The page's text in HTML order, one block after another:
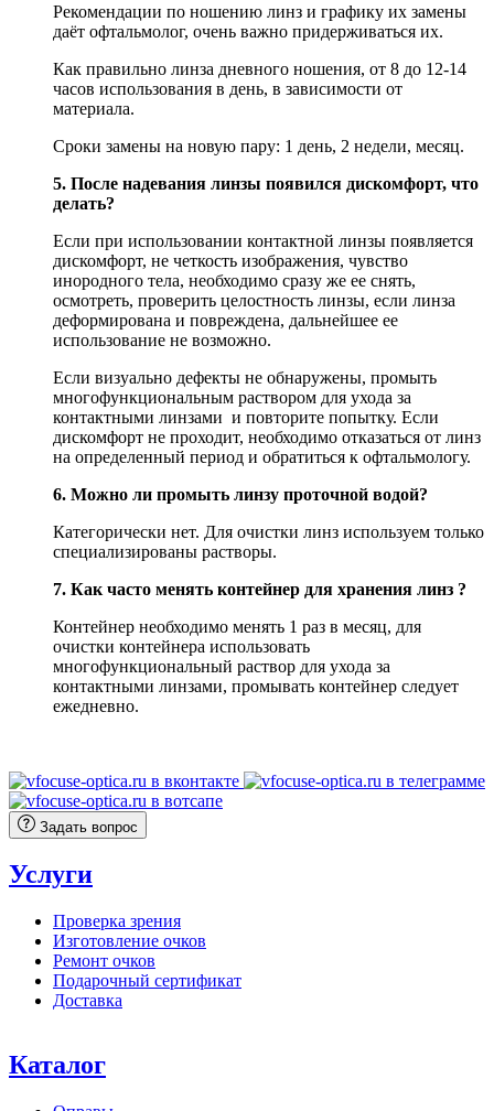
Рекомендации по ношению линз и графику их замены
даёт офтальмолог, очень важно придерживаться их.
Как правильно линза дневного ношения, от 8 до 12-14
часов использования в день, в зависимости от
материала.
Сроки замены на новую пару: 1 день, 2 недели, месяц.
5. После надевания линзы появился дискомфорт, что
делать?
Если при использовании контактной линзы появляется
дискомфорт, не четкость изображения, чувство
инородного тела, необходимо сразу же ее снять,
осмотреть, проверить целостность линзы, если линза
деформирована и повреждена, дальнейшее ее
использование не возможно.
Если визуально дефекты не обнаружены, промыть
многофункциональным раствором для ухода за
контактными линзами и повторите попытку. Если
дискомфорт не проходит, необходимо отказаться от линз
на определенный период и обратиться к офтальмологу.
6. Можно ли промыть линзу проточной водой?
Категорически нет. Для очистки линз используем только
специализированы растворы.
7. Как часто менять контейнер для хранения линз ?
Контейнер необходимо менять 1 раз в месяц, для
очистки контейнера использовать
многофункциональный раствор для ухода за
контактными линзами, промывать контейнер следует
ежедневно.
Задать вопрос
Услуги
Проверка зрения
Изготовление очков
Ремонт очков
Подарочный сертификат
Доставка
Каталог